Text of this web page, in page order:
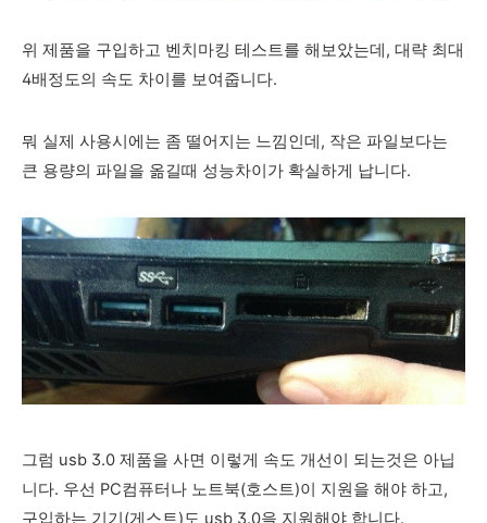
위 제품을 구입하고 벤치마킹 테스트를 해보았는데, 대략 최대
4배정도의 속도 차이를 보여줍니다.
뭐 실제 사용시에는 좀 떨어지는 느낌인데, 작은 파일보다는
큰 용량의 파일을 옮길때 성능차이가 확실하게 납니다.
그럼 usb 3.0 제품을 사면 이렇게 속도 개선이 되는것은 아닙
니다. 우선 PC컴퓨터나 노트북(호스트)이 지원을 해야 하고,
구입하는 기기(게스트)도 usb 3.0을 지원해야 합니다.